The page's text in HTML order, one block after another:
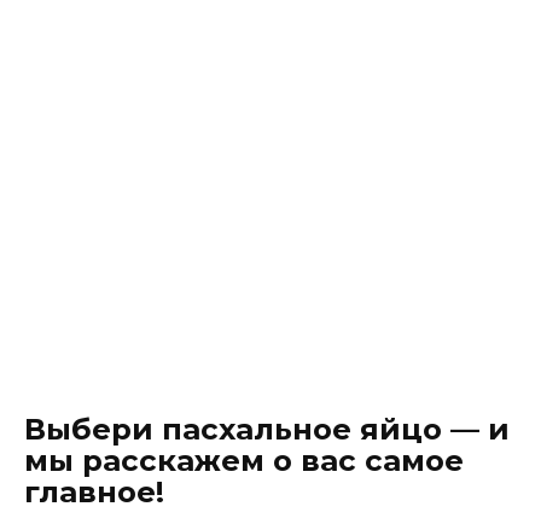
Выбери пасхальное яйцо — и
мы расскажем о вас самое
главное!